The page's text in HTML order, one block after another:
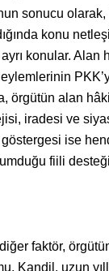
sonucu olarak,
konu
konular.
örgütün alan
iradesi ve
ise
fiili desteği
faktör,
Kandil, uzun